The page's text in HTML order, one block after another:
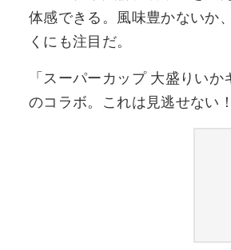
体感できる。風味豊かないか
くにも注目だ。
「スーパーカップ 大盛りい
のコラボ。これは見逃せない！